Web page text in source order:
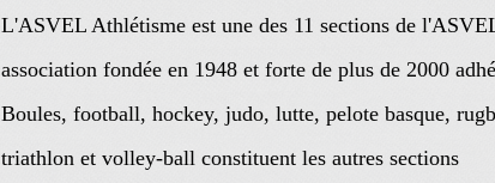
L'ASVEL Athlétisme est une des 11 sections de
association fondée en 1948 et forte de plus de 2000
Boules, football, hockey, judo, lutte, pelote basque,
triathlon et volley-ball constituent les autres sections